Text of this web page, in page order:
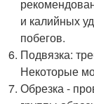
и калийных
побегов.
Подвязка:
Некоторые
Обрезка -